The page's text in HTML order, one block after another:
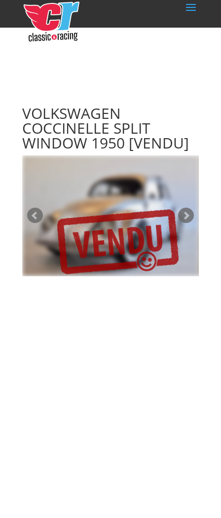
VOLKSWAGEN
COCCINELLE SPLIT
WINDOW 1950 [VENDU]